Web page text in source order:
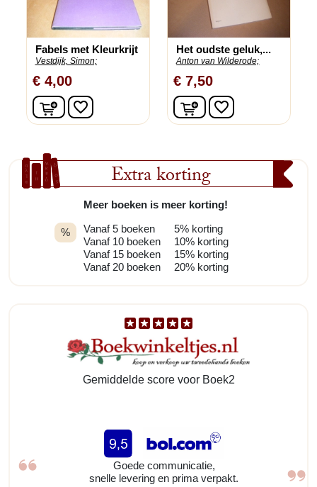
Extra korting
%
Meer boeken is meer korting!
Vanaf 5 boeken
Vanaf 10 boeken
Vanaf 15 boeken
Vanaf 20 boeken
5% korting
10% korting
15% korting
20% korting
Gemiddelde score voor Boek2
Goede communicatie,
snelle levering en prima verpakt.
Fabels met Kleurkrijt
Vestdijk, Simon;
€ 4,00
In winkelwagen
favorite_border
Het oudste geluk,...
Anton van Wilderode;
€ 7,50
In winkelwagen
favorite_border